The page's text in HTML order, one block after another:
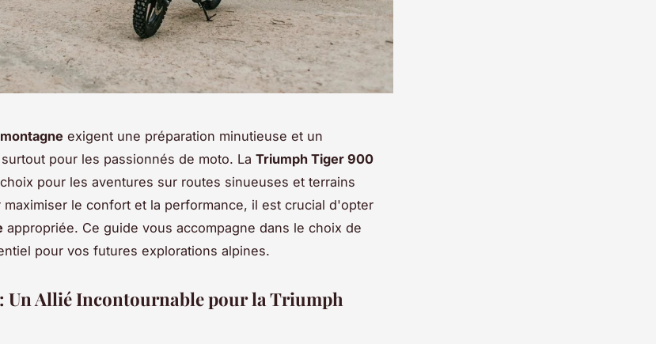
exigent une préparation minutieuse et un
pour les passionnés de moto. La Triumph Tiger 900
pour les aventures sur routes sinueuses et terrains
le confort et la performance, il est crucial d'opter
appropriée. Ce guide vous accompagne dans le choix de
pour vos futures explorations alpines.
Un Allié Incontournable pour la Triumph